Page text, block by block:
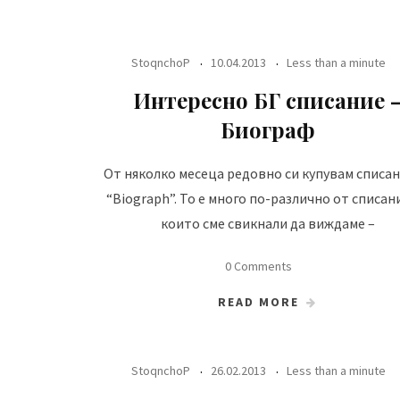
StoqnchoP 10.04.2013 Less than a minute
Интересно БГ списание
Биограф
От няколко месеца редовно си купувам
“Biograph”. То е много по-различно от
които сме свикнали да виждаме –
0 Comments
READ MORE
StoqnchoP 26.02.2013 Less than a minute